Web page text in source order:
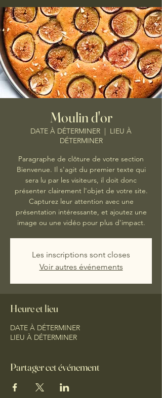
Moulin d'or
DATE À DÉTERMINER
  |
LIEU À
DÉTERMINER
Paragraphe de clôture de votre section
Bienvenue. Il s'agit du premier texte qui
sera lu par les visiteurs, il doit donc
présenter clairement l'objet de votre site.
Capturez leur attention avec une
présentation intéressante, et ajoutez une
image ou une vidéo pour plus d'impact.
Les inscriptions sont closes
Voir autres événements
Heure et lieu
DATE À DÉTERMINER
LIEU À DÉTERMINER
Partager cet événement